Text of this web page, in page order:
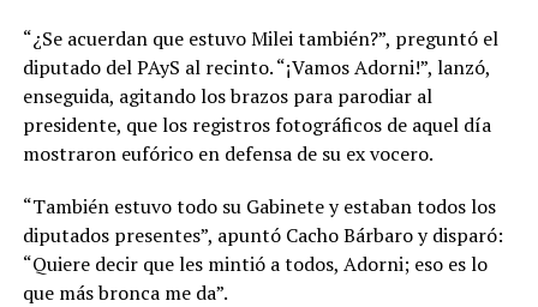
“¿Se acuerdan que estuvo Milei también?”, preguntó el
diputado del PAyS al recinto. “¡Vamos Adorni!”, lanzó,
enseguida, agitando los brazos para parodiar al
presidente, que los registros fotográficos de aquel día
mostraron eufórico en defensa de su ex vocero.
“También estuvo todo su Gabinete y estaban todos los
diputados presentes”, apuntó Cacho Bárbaro y disparó:
“Quiere decir que les mintió a todos, Adorni; eso es lo
que más bronca me da”.